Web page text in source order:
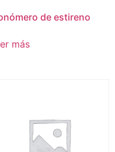
de estireno
más